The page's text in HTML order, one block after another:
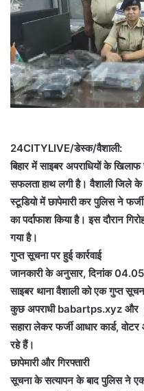
24CITYLIVE/डेस्क/वैशाली:
बिहार में साइबर अपराधियों के
सफलता हाथ लगी है। वैशाली जिले के
स्टूडियो में छापेमारी कर पुलिस ने
का पर्दाफाश किया है। इस दौरान
गया है।
गुप्त सूचना पर हुई कार्रवाई
जानकारी के अनुसार, दिनांक
साइबर थाना वैशाली को एक गुप्त
कुछ अपराधी babartps.xyz और
सहारा लेकर फर्जी आधार कार्ड,
रहे हैं।
छापेमारी और गिरफ्तारी
सूचना के सत्यापन के बाद पुलिस ने